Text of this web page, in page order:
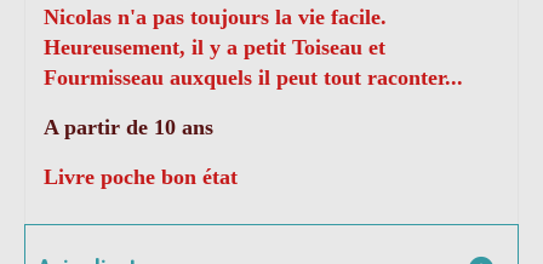
Nicolas n'a pas toujours la vie facile.
Heureusement, il y a petit Toiseau et
Fourmisseau auxquels il peut tout raconter...
A partir de 10 ans
Livre poche bon état